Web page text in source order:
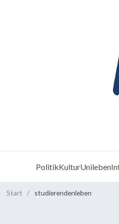
PolitikKulturUnileben
Start / studierendenleben